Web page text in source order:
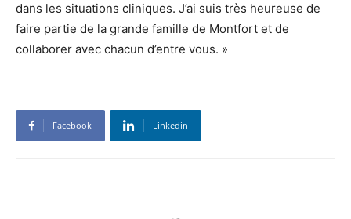
dans les situations cliniques. J’ai suis très heureuse de
faire partie de la grande famille de Montfort et de
collaborer avec chacun d’entre vous. »
Facebook Linkedin